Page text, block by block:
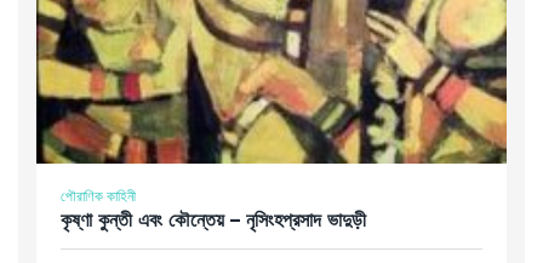
পৌরাণিক কাহিনী
কৃষ্ণা কুন্তী এবং কৌন্তেয় – নৃসিংহপ্রসাদ ভাদুড়ী